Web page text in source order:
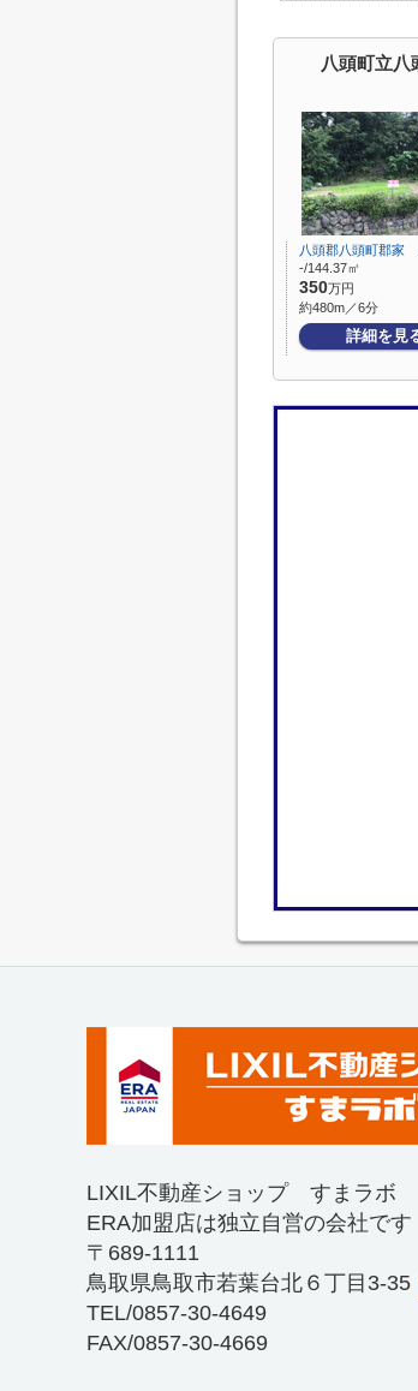
八頭町立八
八頭郡八頭町郡家
-/144.37㎡
350万円
約480m／6分
詳細を見
LIXIL不動産ショップ すまラボ
ERA加盟店は独立自営の会社です
〒689-1111
鳥取県鳥取市若葉台北６丁目3-35
TEL/0857-30-4649
FAX/0857-30-4669